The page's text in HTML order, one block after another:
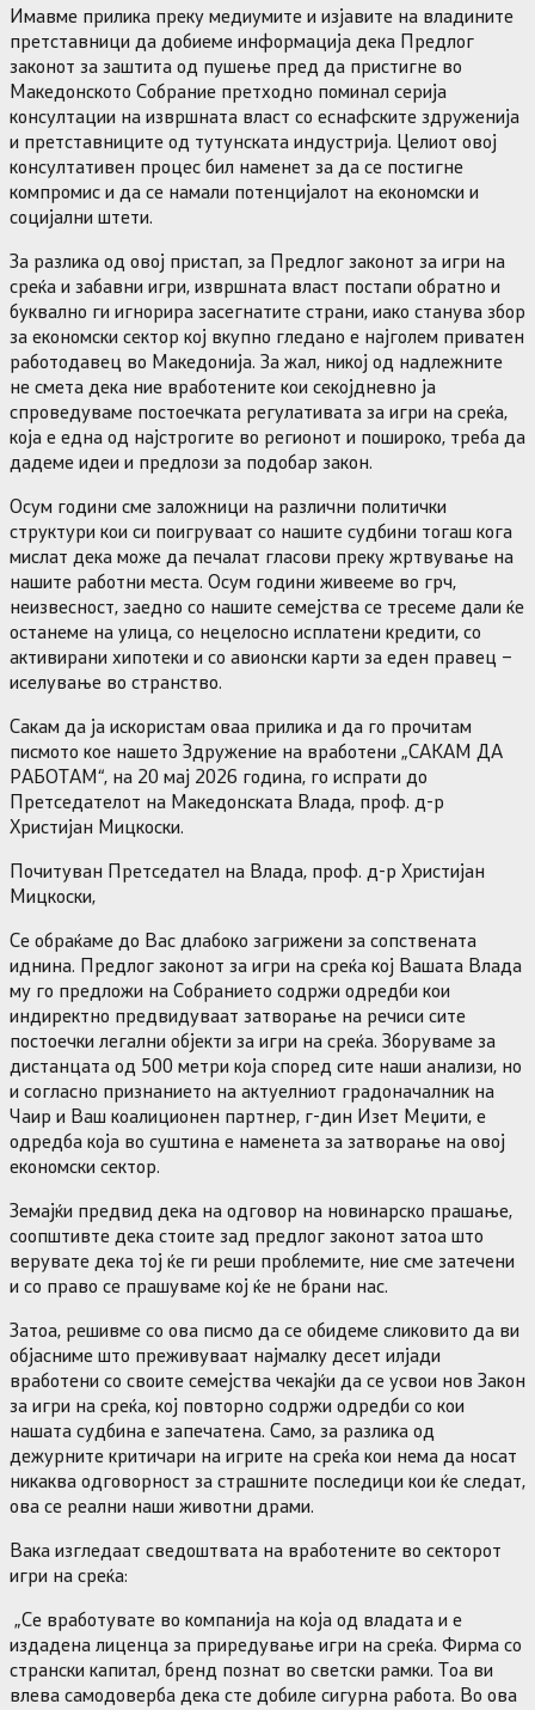
Имавме прилика преку медиумите и изјавите на владините
претставници да добиеме информација дека Предлог
законот за заштита од пушење пред да пристигне во
Македонското Собрание претходно поминал серија
консултации на извршната власт со еснафските здруженија
и претставниците од тутунската индустрија. Целиот овој
консултативен процес бил наменет за да се постигне
компромис и да се намали потенцијалот на економски и
социјални штети.
За разлика од овој пристап, за Предлог законот за игри на
среќа и забавни игри, извршната власт постапи обратно и
буквално ги игнорира засегнатите страни, иако станува збор
за економски сектор кој вкупно гледано е најголем приватен
работодавец во Македонија. За жал, никој од надлежните
не смета дека ние вработените кои секојдневно ја
спроведуваме постоечката регулативата за игри на среќа,
која е една од најстрогите во регионот и пошироко, треба да
дадеме идеи и предлози за подобар закон.
Осум години сме заложници на различни политички
структури кои си поигруваат со нашите судбини тогаш кога
мислат дека може да печалат гласови преку жртвување на
нашите работни места. Осум години живееме во грч,
неизвесност, заедно со нашите семејства се тресеме дали ќе
останеме на улица, со нецелосно исплатени кредити, со
активирани хипотеки и со авионски карти за еден правец –
иселување во странство.
Сакам да ја искористам оваа прилика и да го прочитам
писмото кое нашето Здружение на вработени „САКАМ ДА
РАБОТАМ“, на 20 мај 2026 година, го испрати до
Претседателот на Македонската Влада, проф. д-р
Христијан Мицкоски.
Почитуван Претседател на Влада, проф. д-р Христијан
Мицкоски,
Се обраќаме до Вас длабоко загрижени за сопствената
иднина. Предлог законот за игри на среќа кој Вашата Влада
му го предложи на Собранието содржи одредби кои
индиректно предвидуваат затворање на речиси сите
постоечки легални објекти за игри на среќа. Зборуваме за
дистанцата од 500 метри која според сите наши анализи, но
и согласно признанието на актуелниот градоначалник на
Чаир и Ваш коалиционен партнер, г-дин Изет Меџити, е
одредба која во суштина е наменета за затворање на овој
економски сектор.
Земајќи предвид дека на одговор на новинарско прашање,
соопштивте дека стоите зад предлог законот затоа што
верувате дека тој ќе ги реши проблемите, ние сме затечени
и со право се прашуваме кој ќе не брани нас.
Затоа, решивме со ова писмо да се обидеме сликовито да ви
објасниме што преживуваат најмалку десет илјади
вработени со своите семејства чекајќи да се усвои нов Закон
за игри на среќа, кој повторно содржи одредби со кои
нашата судбина е запечатена. Само, за разлика од
дежурните критичари на игрите на среќа кои нема да носат
никаква одговорност за страшните последици кои ќе следат,
ова се реални наши животни драми.
Вака изгледаат сведоштвата на вработените во секторот
игри на среќа:
„Се вработувате во компанија на која од владата и е
издадена лиценца за приредување игри на среќа. Фирма со
странски капитал, бренд познат во светски рамки. Тоа ви
влева самодоверба дека сте добиле сигурна работа. Во ова